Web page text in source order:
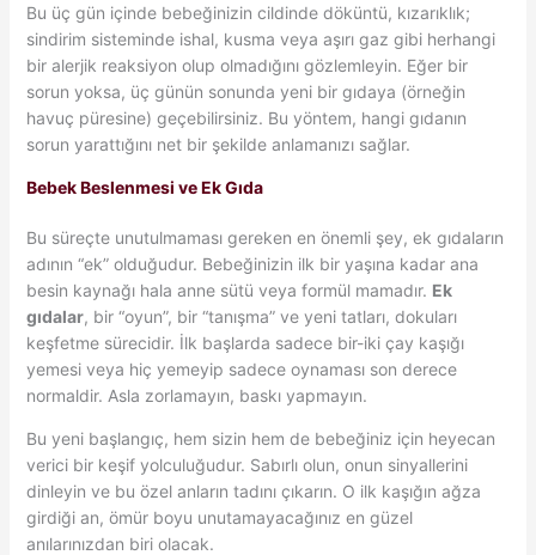
Bu üç gün içinde bebeğinizin cildinde döküntü, kızarıklık;
sindirim sisteminde ishal, kusma veya aşırı gaz gibi herhangi
bir alerjik reaksiyon olup olmadığını gözlemleyin. Eğer bir
sorun yoksa, üç günün sonunda yeni bir gıdaya (örneğin
havuç püresine) geçebilirsiniz. Bu yöntem, hangi gıdanın
sorun yarattığını net bir şekilde anlamanızı sağlar.
Bebek Beslenmesi ve Ek Gıda
Bu süreçte unutulmaması gereken en önemli şey, ek gıdaların
adının “ek” olduğudur. Bebeğinizin ilk bir yaşına kadar ana
besin kaynağı hala anne sütü veya formül mamadır. Ek
gıdalar, bir “oyun”, bir “tanışma” ve yeni tatları, dokuları
keşfetme sürecidir. İlk başlarda sadece bir-iki çay kaşığı
yemesi veya hiç yemeyip sadece oynaması son derece
normaldir. Asla zorlamayın, baskı yapmayın.
Bu yeni başlangıç, hem sizin hem de bebeğiniz için heyecan
verici bir keşif yolculuğudur. Sabırlı olun, onun sinyallerini
dinleyin ve bu özel anların tadını çıkarın. O ilk kaşığın ağza
girdiği an, ömür boyu unutamayacağınız en güzel
anılarınızdan biri olacak.